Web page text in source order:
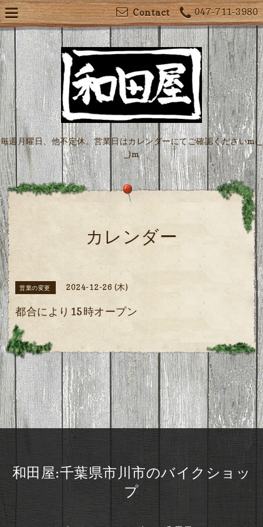
047-711-3980
Contact
毎週月曜日、他不定休。営業日はカレンダーにてご確認くださいm(_
_)m
カレンダー
営業の変更 2024-12-26 (木)
都合により15時オープン
和田屋:千葉県市川市のバイクショッ
プ